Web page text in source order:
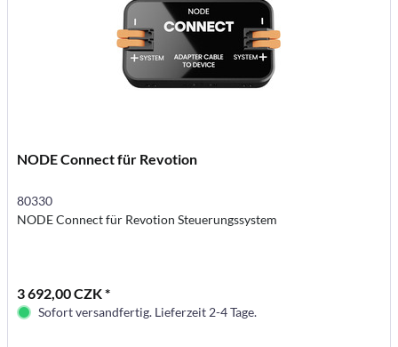
NODE Connect für Revotion
80330
NODE Connect für Revotion Steuerungssystem
3 692,00 CZK *
Sofort versandfertig. Lieferzeit 2-4 Tage.